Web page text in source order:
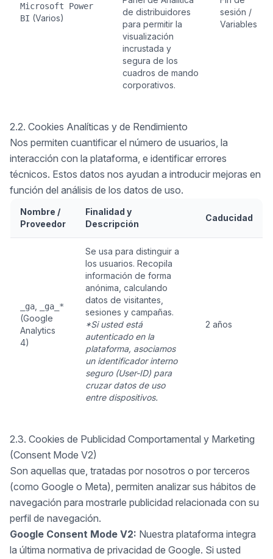
Microsoft Power
BI (Varios)
de distribuidores
para permitir la
visualización
incrustada y
segura de los
cuadros de mando
corporativos.
sesión /
Variables
2.2. Cookies Analíticas y de Rendimiento
Nos permiten cuantificar el número de usuarios, la
interacción con la plataforma, e identificar errores
técnicos. Estos datos nos ayudan a introducir mejoras en
función del análisis de los datos de uso.
Nombre /
Proveedor
Finalidad y
Descripción
Caducidad
_ga _ga_*
(Google
Analytics
4)
Se usa para distinguir a
los usuarios. Recopila
información de forma
anónima, calculando
datos de visitantes,
sesiones y campañas.
*Si usted está
autenticado en la
plataforma, asociamos
un identificador interno
seguro (User-ID) para
cruzar datos de uso
entre dispositivos.
2 años
2.3. Cookies de Publicidad Comportamental y Marketing
(Consent Mode V2)
Son aquellas que, tratadas por nosotros o por terceros
(como Google o Meta), permiten analizar sus hábitos de
navegación para mostrarle publicidad relacionada con su
perfil de navegación.
Google Consent Mode V2: Nuestra plataforma integra
la última normativa de privacidad de Google. Si usted